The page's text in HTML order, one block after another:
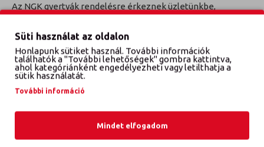
Az NGK gyertyák rendelésre érkeznek üzletünkbe,
következő munkanapon.
TECDOC Cikkszám: 1266
Süti használat az oldalon
Honlapunk sütiket használ. További információk
találhatók a "További lehetőségek" gombra kattintva,
ahol kategóriánként engedélyezheti vagy letilthatja a
sütik használatát.
További információ
Mindet elfogadom